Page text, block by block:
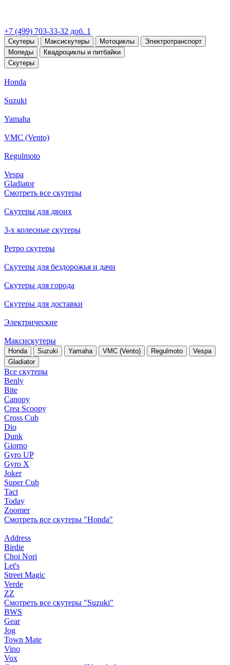
+7 (499) 703-33-32 доб. 1
Скутеры Максискутеры Мотоциклы
Электротранспорт
Мопеды
Квадроциклы и питбайки
Скутеры
Honda
Suzuki
Yamaha
VMC (Vento)
Regulmoto
Vespa
Gladiator
Смотреть все скутеры
Скутеры для двоих
3-х колесные скутеры
Ретро скутеры
Скутеры для бездорожья и дачи
Скутеры для города
Скутеры для доставки
Электрические
Максискутеры
Honda Suzuki Yamaha VMC (Vento) Regulmoto
Vespa
Gladiator
Все скутеры
Benly
Bite
Canopy
Crea Scoopy
Cross Cub
Dio
Dunk
Giorno
Gyro UP
Gyro X
Joker
Super Cub
Tact
Today
Zoomer
Смотреть все скутеры "Honda"
Address
Birdie
Choi Nori
Let's
Street Magic
Verde
ZZ
Смотреть все скутеры "Suzuki"
BWS
Gear
Jog
Town Mate
Vino
Vox